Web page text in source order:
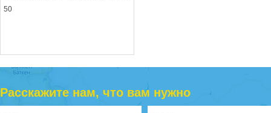
50
Расскажите нам, что вам нужно